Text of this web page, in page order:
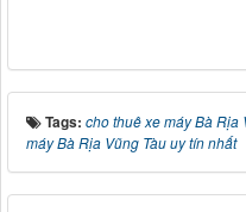
Tags: cho thuê xe máy Bà Rịa
máy Bà Rịa Vũng Tàu uy tín nhất